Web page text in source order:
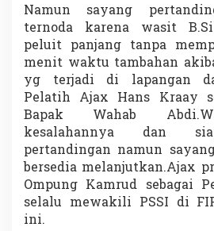
Namun sayang
ternoda karena wasit
peluit panjang tanpa
menit waktu tambahan
yg terjadi di lapangan
Pelatih Ajax Hans Kraay
Bapak Wahab
kesalahannya dan
pertandingan namun
bersedia melanjutkan.Ajax
Ompung Kamrud sebagai
selalu mewakili PSSI di
ini.